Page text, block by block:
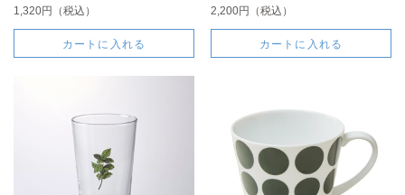
1,320円（税込）
カートに入れる
2,200円（税込）
カートに入れる